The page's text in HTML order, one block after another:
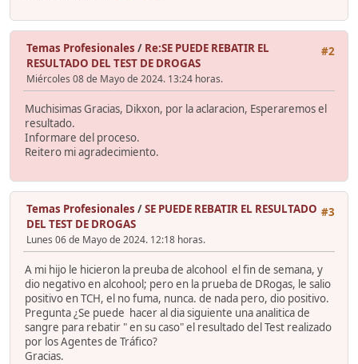
#2
Temas Profesionales / Re:SE PUEDE REBATIR EL
RESULTADO DEL TEST DE DROGAS
Miércoles 08 de Mayo de 2024. 13:24 horas.
Muchisimas Gracias, Dikxon, por la aclaracion, Esperaremos el
resultado.
Informare del proceso.
Reitero mi agradecimiento.
#3
Temas Profesionales /SE PUEDE REBATIR EL RESULTADO
DEL TEST DE DROGAS
Lunes 06 de Mayo de 2024. 12:18 horas.
A mi hijo le hicieron la preuba de alcohool el fin de semana, y
dio negativo en alcohool; pero en la prueba de DRogas, le salio
positivo en TCH, el no fuma, nunca. de nada pero, dio positivo.
Pregunta ¿Se puede hacer al dia siguiente una analitica de
sangre para rebatir " en su caso" el resultado del Test realizado
por los Agentes de Tráfico?
Gracias.